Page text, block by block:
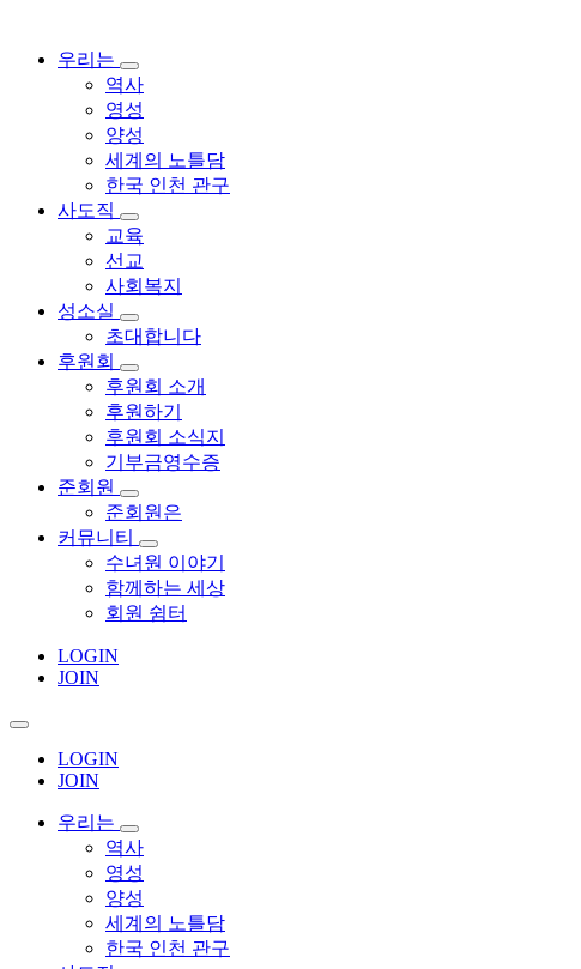
우리는
역사
영성
양성
세계의 노틀담
한국 인천 관구
사도직
교육
선교
사회복지
성소실
초대합니다
후원회
후원회 소개
후원하기
후원회 소식지
기부금영수증
준회원
준회원은
커뮤니티
수녀원 이야기
함께하는 세상
회원 쉼터
LOGIN
JOIN
LOGIN
JOIN
우리는
역사
영성
양성
세계의 노틀담
한국 인천 관구